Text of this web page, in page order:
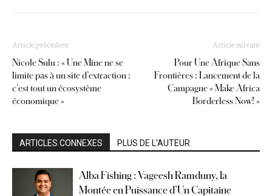
Article précédent
Nicole Sulu : « Une Mine ne se
limite pas à un site d’extraction :
c’est tout un écosystème
économique »
Article suivant
Pour Une Afrique Sans
Frontières : Lancement de la
Campagne « Make Africa
Borderless Now! »
ARTICLES CONNEXES PLUS DE L'AUTEUR
Alba Fishing : Vageesh Ramduny, la
Montée en Puissance d’Un Capitaine